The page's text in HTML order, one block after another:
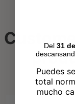
Del 31
Puedes
total
mucho